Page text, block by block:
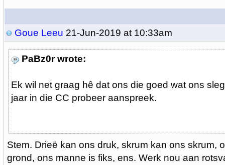
Goue Leeu 21-Jun-2019 at 10:33am
PaBz0r wrote:
Ek wil net graag hê dat ons die goed wat ons
jaar in die CC probeer aanspreek.
Stem. Drieë kan ons druk, skrum kan ons skrum,
grond, ons manne is fiks, ens. Werk nou aan